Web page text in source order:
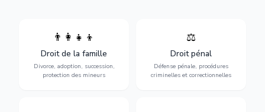
👨‍👩‍👧‍👦
Droit de la famille
Divorce, adoption, succession,
protection des mineurs
Divorce, garde d'enfants,
adoption, succession et
protection des personnes
vulnérables.
⚖️
Droit pénal
Défense pénale, procédures
criminelles et correctionnelles
Expertise en matière pénale,
vue jusqu'au procès, pour
toute affaire correctionnelle
ou criminelle.